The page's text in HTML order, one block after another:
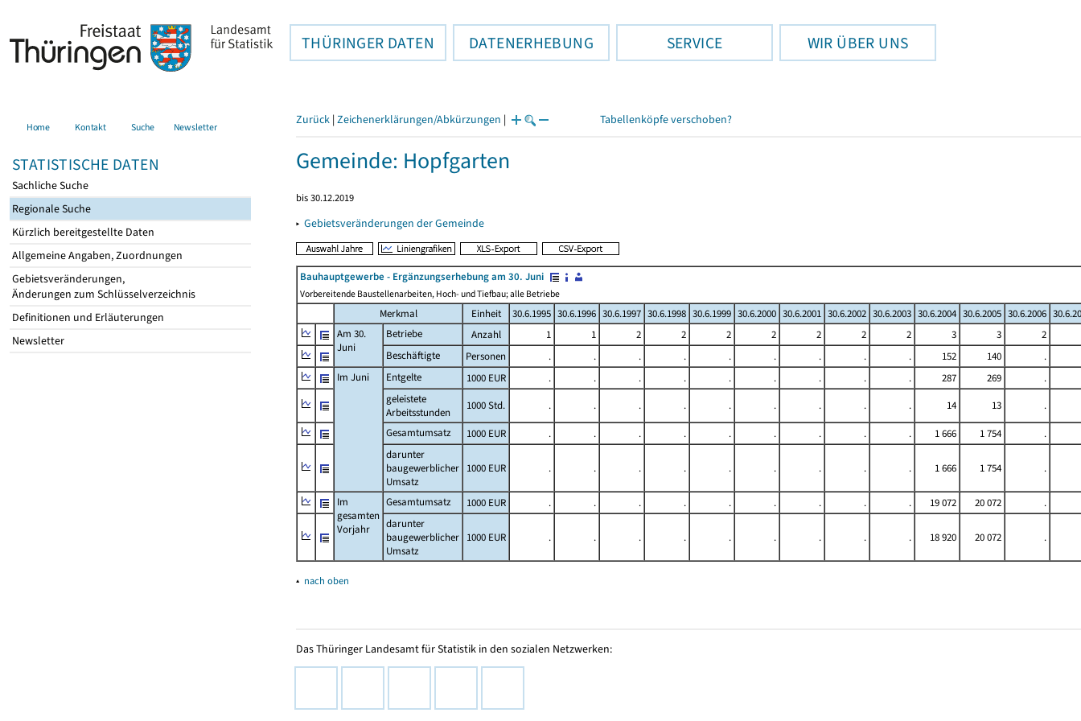
THÜRINGER DATEN DATENERHEBUNG SERVICE WIR ÜBER UNS
Home Kontakt Suche Newsletter
STATISTISCHE DATEN
Sachliche Suche
Regionale Suche
Kürzlich bereitgestellte Daten
Allgemeine Angaben, Zuordnungen
Gebietsveränderungen,
Änderungen zum Schlüsselverzeichnis
Definitionen und Erläuterungen
Newsletter
Zurück | Zeichenerklärungen/Abkürzungen | Tabellenköpfe verschoben?
Gemeinde: Hopfgarten
bis 30.12.2019
▸ Gebietsveränderungen der Gemeinde
Bauhauptgewerbe - Ergänzungserhebung am 30. Juni
Vorbereitende Baustellenarbeiten, Hoch- und Tiefbau; alle Betriebe
Merkmal Einheit 30.6.1995 30.6.1996 30.6.1997 30.6.1998 30.6.1999 30.6.2000 30.6.2001 30.6.2002 30.6.2003 30.6.2004 30.6.2005 30.6.2006
Am 30.
Juni
Betriebe Anzahl 1 1 2 2 2 2 2 2 2 3 3
2
Beschäftigte
Personen . . . . . . . . . 152 140
.
Im Juni
Entgelte 1000 EUR . . . . . . . . . 287 269
.
geleistete
Arbeitsstunden
1000 Std. . . . . . . . . . 14 13
.
Gesamtumsatz
1000 EUR . . . . . . . . . 1 666 1 754
.
darunter
baugewerblicher
Umsatz
1000 EUR . . . . . . . . . 1 666 1 754 .
Im
gesamten
Vorjahr
Gesamtumsatz 1000 EUR . . . . . . . . . 19 072 20 072
.
darunter
baugewerblicher
Umsatz
1000 EUR . . . . . . . . . 18 920 20 072 .
▴ nach oben
Das Thüringer Landesamt für Statistik in den sozialen Netzwerken: